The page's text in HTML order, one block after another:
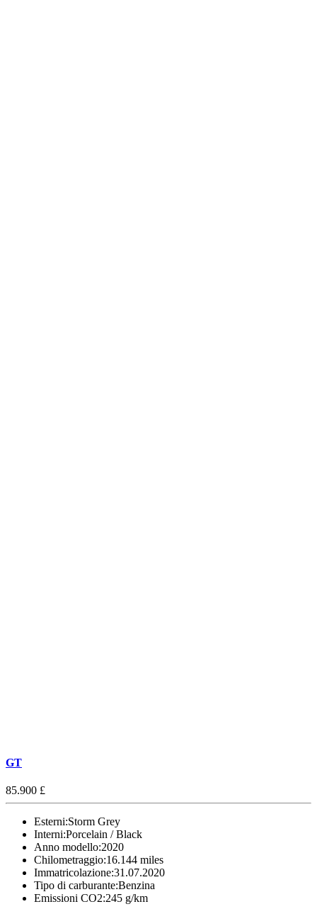
GT
85.900 £
Esterni:Storm Grey
Interni:Porcelain / Black
Anno modello:2020
Chilometraggio:16.144 miles
Immatricolazione:31.07.2020
Tipo di carburante:Benzina
Emissioni CO2:245 g/km